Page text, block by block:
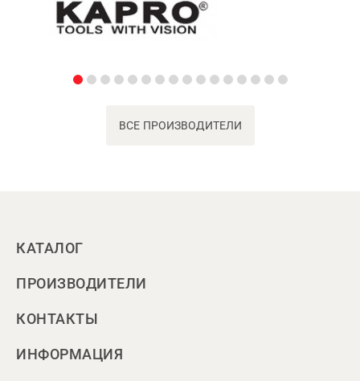
ВСЕ ПРОИЗВОДИТЕЛИ
КАТАЛОГ
ПРОИЗВОДИТЕЛИ
КОНТАКТЫ
ИНФОРМАЦИЯ